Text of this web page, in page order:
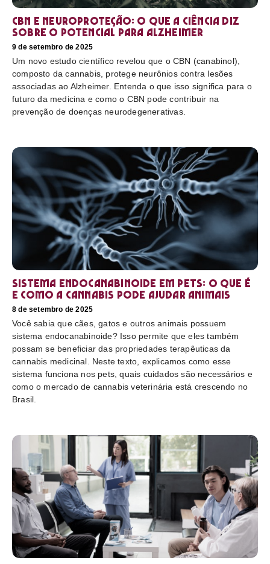
CBN e neuroproteção: o que a ciência diz
sobre o potencial para Alzheimer
9 de setembro de 2025
Um novo estudo científico revelou que o CBN (canabinol),
composto da cannabis, protege neurônios contra lesões
associadas ao Alzheimer. Entenda o que isso significa para o
futuro da medicina e como o CBN pode contribuir na
prevenção de doenças neurodegenerativas.
Sistema endocanabinoide em pets: o que é
e como a cannabis pode ajudar animais
8 de setembro de 2025
Você sabia que cães, gatos e outros animais possuem
sistema endocanabinoide? Isso permite que eles também
possam se beneficiar das propriedades terapêuticas da
cannabis medicinal. Neste texto, explicamos como esse
sistema funciona nos pets, quais cuidados são necessários e
como o mercado de cannabis veterinária está crescendo no
Brasil.